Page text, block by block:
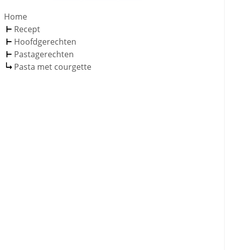
Home
Recept
Hoofdgerechten
Pastagerechten
Pasta met courgette